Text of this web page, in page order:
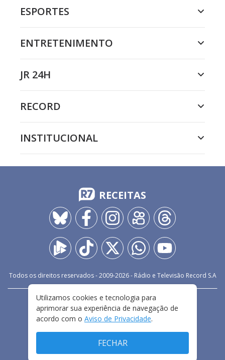
ESPORTES
ENTRETENIMENTO
JR 24H
RECORD
INSTITUCIONAL
RECEITAS
Todos os direitos reservados - 2009-2026- Rádio e Televisão Record S.A
FALE CONOSCO
PRIVACIDADE
TERMOS E CONDIÇÕES DE USO
Utilizamos cookies e tecnologia para
aprimorar sua experiência de navegação de
acordo com o Aviso de Privacidade.
FECHAR